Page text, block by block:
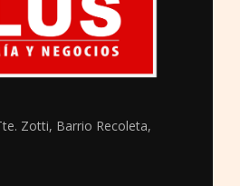
Zotti, Barrio Recoleta,